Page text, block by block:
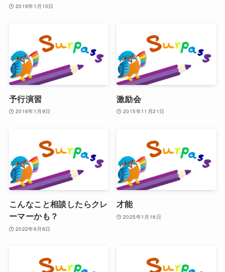
2019年1月10日
予行演習
2016年1月9日
激励会
2015年11月21日
こんなこと相談したらクレ
ーマーかも？
2022年6月6日
才能
2025年1月16日